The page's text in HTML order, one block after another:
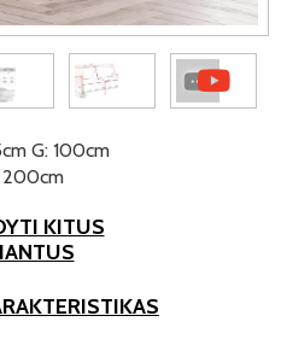
G: 100cm
200cm
KITUS